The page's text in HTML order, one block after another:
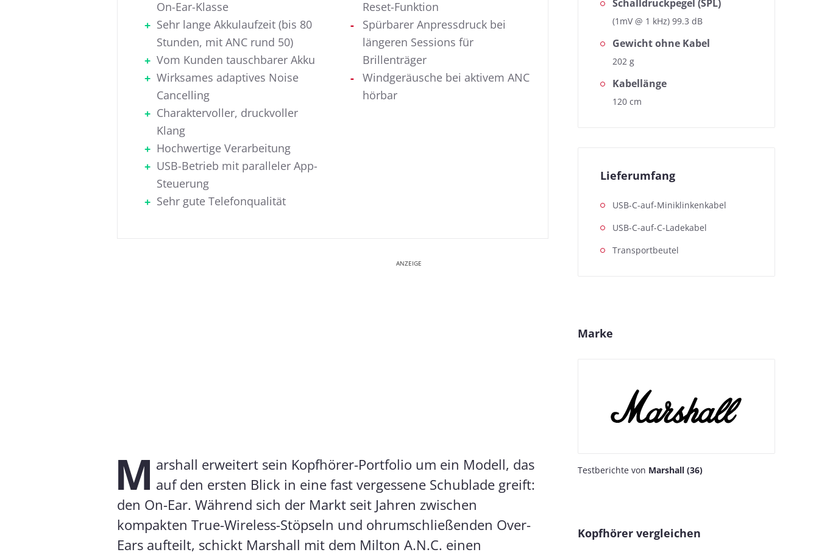
On-Ear-Klasse
Sehr lange Akkulaufzeit (bis 80
Stunden, mit ANC rund 50)
Vom Kunden tauschbarer Akku
Wirksames adaptives Noise
Cancelling
Charaktervoller, druckvoller
Klang
Hochwertige Verarbeitung
USB-Betrieb mit paralleler App-
Steuerung
Sehr gute Telefonqualität
Reset-Funktion
Spürbarer Anpressdruck bei
längeren Sessions für
Brillenträger
Windgeräusche bei aktivem ANC
hörbar
ANZEIGE
M arshall erweitert sein Kopfhörer-Portfolio um ein Modell, das
auf den ersten Blick in eine fast vergessene Schublade greift:
den On-Ear. Während sich der Markt seit Jahren zwischen
kompakten True-Wireless-Stöpseln und ohrumschließenden Over-
Ears aufteilt, schickt Marshall mit dem Milton A.N.C. einen
Schalldruckpegel (SPL)
(1mV @ 1 kHz) 99.3 dB
Gewicht ohne Kabel
202 g
Kabellänge
120 cm
Lieferumfang
USB-C-auf-Miniklinkenkabel
USB-C-auf-C-Ladekabel
Transportbeutel
Marke
Testberichte von Marshall (36)
Kopfhörer vergleichen